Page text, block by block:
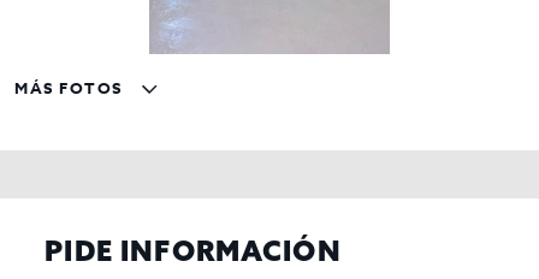
MÁS FOTOS
PIDE INFORMACIÓN